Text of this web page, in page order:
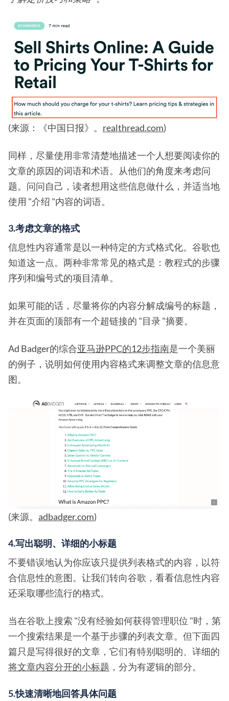
(来源：《中国日报》。 realthread.com)
同样，尽量使用非常清楚地描述一个人想要阅读你的
文章的原因的词语和术语。从他们的角度来考虑问
题。问问自己，读者想用这些信息做什么，并适当地
使用 "介绍 "内容的词语。
3.考虑文章的格式
信息性内容通常是以一种特定的方式格式化。谷歌也
知道这一点。两种非常常见的格式是：教程式的步骤
序列和编号式的项目清单。
如果可能的话，尽量将你的内容分解成编号的标题，
并在页面的顶部有一个超链接的 "目录 "摘要。
Ad Badger的综合亚马逊PPC的12步指南是一个美丽
的例子，说明如何使用内容格式来调整文章的信息意
图。
(来源。 adbadger.com)
4.写出聪明、详细的小标题
不要错误地认为你应该只提供列表格式的内容，以符
合信息性的意图。让我们转向谷歌，看看信息性内容
还采取哪些流行的格式。
当在谷歌上搜索 "没有经验如何获得管理职位 "时，第
一个搜索结果是一个基于步骤的列表文章。但下面四
篇只是写得很好的文章，它们有特别聪明的、详细的
将文章内容分开的小标题 ，分为有逻辑的部分。
5.快速清晰地回答具体问题